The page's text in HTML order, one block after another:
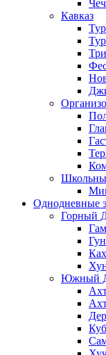
Кавказ
Однодневные
Горный
Южный